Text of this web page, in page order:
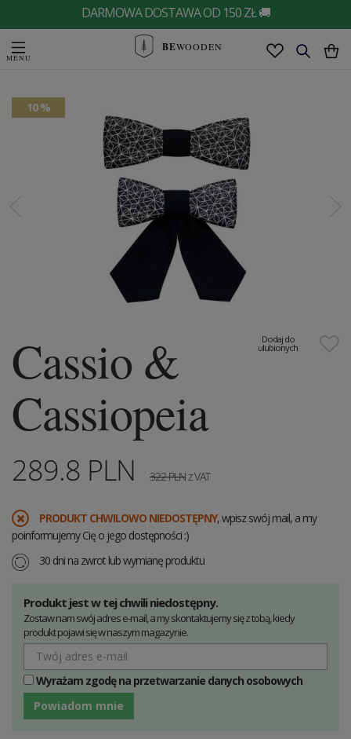
DARMOWA DOSTAWA OD 150 ZŁ 🚚
BEWOODEN
10 %
Dodaj do
ulubionych
Cassio &
Cassiopeia
289.8 PLN 322PLNz VAT
PRODUKT CHWILOWO NIEDOSTĘPNY, wpisz swój mail, a my
poinformujemy Cię o jego dostępności :)
30 dni na zwrot lub wymianę produktu
Produkt jest w tej chwili niedostępny.
Zostaw nam swój adres e-mail, a my skontaktujemy się z tobą, kiedy
produkt pojawi się w naszym magazynie.
Wyrażam zgodę na przetwarzanie danych osobowych
Powiadom mnie